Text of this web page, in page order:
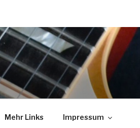
Mehr Links Impressum